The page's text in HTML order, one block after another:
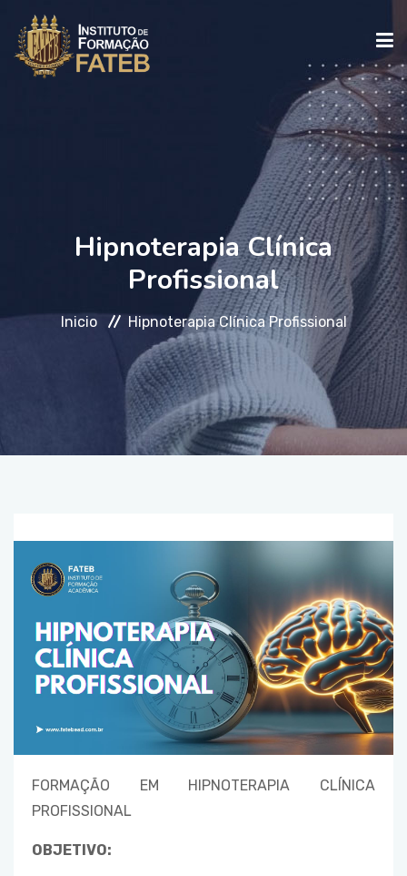
CURSOSHipnoterapia Clínica
Profissional
Inicio Hipnoterapia Clínica Profissional
FORMAÇÃO EM HIPNOTERAPIA CLÍNICA
PROFISSIONAL
OBJETIVO: